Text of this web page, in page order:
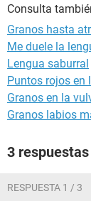
Consulta
Granos hasta
Me duele la
Lengua saburral
Puntos rojos en
Granos en la
Granos labios
3 respuestas
RESPUESTA 1 / 3